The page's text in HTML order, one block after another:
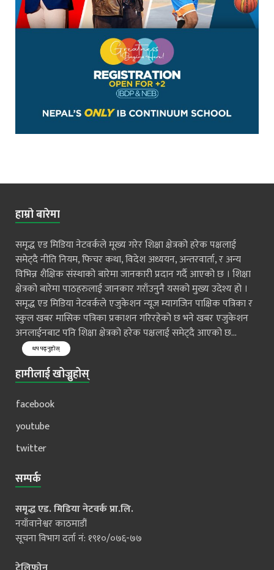
हाम्रो बारेमा
समृद्ध एड मिडिया नेटवर्कले मूख्य गरेर शिक्षा क्षेत्रको हरेक पक्षलाई
समेट्दै नीति नियम, फिचर कथा, विदेश अध्ययन, अन्तरवार्ता, र अन्य
विभिन्न शैक्षिक संस्थाको बारेमा जानकारी प्रदान गर्दै आएको छ । शिक्षा
क्षेत्रको बारेमा पाठहरुलाई जानकार गराँउनुनै यसको मुख्य उदेश्य हो ।
समृद्ध एड मिडिया नेटवर्कले एजुकेशन न्यूज म्यागजिन पाक्षिक पत्रिका र
स्कुल खबर मासिक पत्रिका प्रकाशन गरिरहेको छ भने खबर एजुकेशन
अनलाईनबाट पनि शिक्षा क्षेत्रको हरेक पक्षलाई समेट्दै आएको छ...
थप पढ्नुहोस्
हामीलाई खोज्नुहोस्
facebook
youtube
twitter
सम्पर्क
समृद्ध एड. मिडिया नेटवर्क प्रा.लि.
नयाँवानेश्वर काठमाडौं
सूचना विभाग दर्ता नं: १९१०/०७६-७७